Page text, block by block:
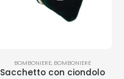
BOMBONIERE, BOMBONIERE
Sacchetto con ciondolo